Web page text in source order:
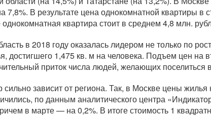
7,8%. В результате цена однокомнатной квартиры в
однокомнатная квартира стоит в среднем 4,8 млн.
в 2018 году оказалась лидером не только по
достигшего 1,475 кв. м на человека. Подъем цен на
приток числа людей, желающих поселиться
зависит от региона. Так, в Москве цены
по данным аналитического центра
в марте — на 0,2%. В итоге стоимость 1